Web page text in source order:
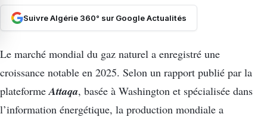
Suivre Algérie 360° sur Google Actualités
Le marché mondial du gaz naturel a enregistré une
croissance notable en 2025. Selon un rapport publié par la
plateforme Attaqa, basée à Washington et spécialisée dans
l’information énergétique, la production mondiale a